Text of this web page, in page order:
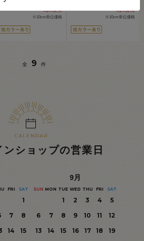
5pt獲得
※10cm単位価格
5pt獲得
※10cm単位価格
全 9 件
ンショップの営業日
FRI SAT
1
7
8
14
15
9月
SUN MON TUE WED THU FRI SAT
1 2 3 4
5
6
7 8 9 10 11
12
13
14 15 16 17 18
19